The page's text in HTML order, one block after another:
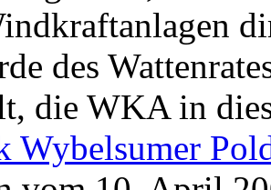
des
die WKA in
Wybelsumer